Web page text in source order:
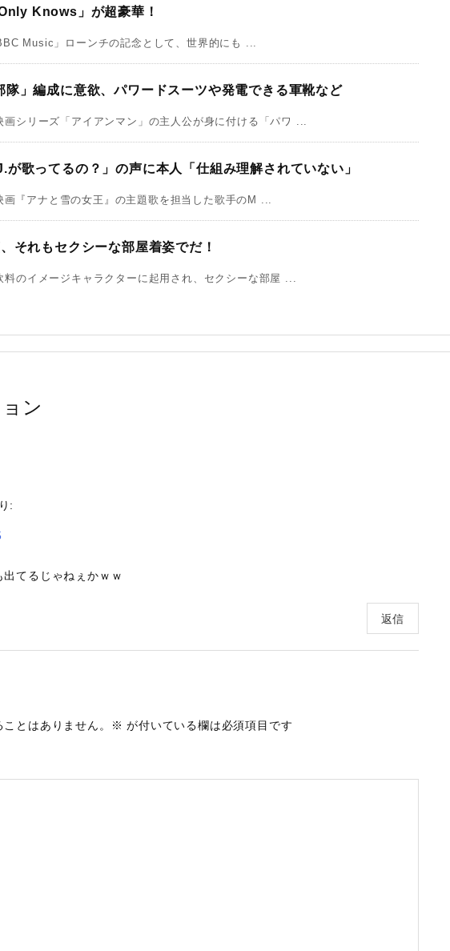
Knows」が超豪華！
Music」ローンチの記念として、世界的にも ...
隊」編成に意欲、パワードスーツや発電できる軍靴など
シリーズ「アイアンマン」の主人公が身に付ける「パワ ...
歌ってるの？」の声に本人「仕組み理解されていない」
『アナと雪の女王』の主題歌を担当した歌手のM ...
それもセクシーな部屋着姿でだ！
料のイメージキャラクターに起用­され、セクシーな部屋 ...
ン
:
てるじゃねぇかｗｗ
返信
とはありません。 ※ が付いている欄は必須項目です